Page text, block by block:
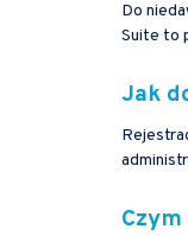
Do
Suite to
Jak